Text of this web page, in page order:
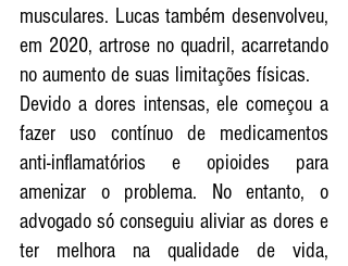
musculares. Lucas também desenvolveu,
em 2020, artrose no quadril, acarretando
no aumento de suas limitações físicas.
Devido a dores intensas, ele começou a
fazer uso contínuo de medicamentos
anti-inflamatórios e opioides para
amenizar o problema. No entanto, o
advogado só conseguiu aliviar as dores e
ter melhora na qualidade de vida,